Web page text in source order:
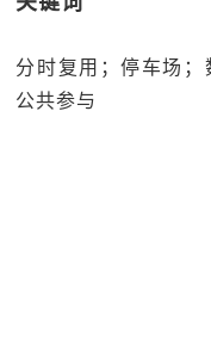
分时复用；停车场；
公共参与